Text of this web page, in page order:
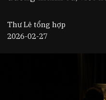
Thư Lê tổng hợp
2026-02-27